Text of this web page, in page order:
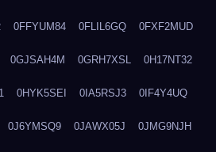
0FFYUM84 0FLIL6GQ 0FXF2MUD
0GJSAH4M 0GRH7XSL 0H17NT32
0HYK5SEI 0IA5RSJ3 0IF4Y4UQ
0J6YMSQ9 0JAWX05J 0JMG9NJH